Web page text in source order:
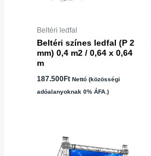
Beltéri ledfal
Beltéri színes ledfal (P 2
mm) 0,4 m2 / 0,64 x 0,64
m
187.500Ft Nettó (közösségi
adóalanyoknak 0% ÁFA.)